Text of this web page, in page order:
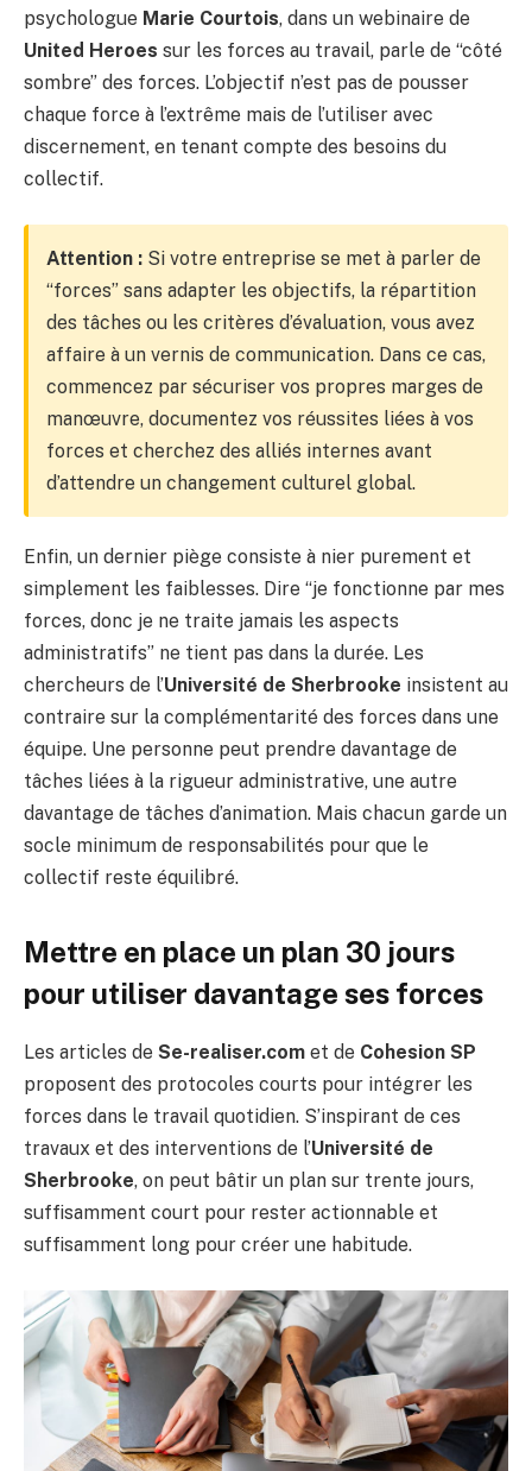
psychologue Marie Courtois, dans un webinaire de
United Heroes sur les forces au travail, parle de “côté
sombre” des forces. L’objectif n’est pas de pousser
chaque force à l’extrême mais de l’utiliser avec
discernement, en tenant compte des besoins du
collectif.
Attention : Si votre entreprise se met à parler de
“forces” sans adapter les objectifs, la répartition
des tâches ou les critères d’évaluation, vous avez
affaire à un vernis de communication. Dans ce cas,
commencez par sécuriser vos propres marges de
manœuvre, documentez vos réussites liées à vos
forces et cherchez des alliés internes avant
d’attendre un changement culturel global.
Enfin, un dernier piège consiste à nier purement et
simplement les faiblesses. Dire “je fonctionne par mes
forces, donc je ne traite jamais les aspects
administratifs” ne tient pas dans la durée. Les
chercheurs de l’Université de Sherbrooke insistent au
contraire sur la complémentarité des forces dans une
équipe. Une personne peut prendre davantage de
tâches liées à la rigueur administrative, une autre
davantage de tâches d’animation. Mais chacun garde un
socle minimum de responsabilités pour que le
collectif reste équilibré.
Mettre en place un plan 30 jours
pour utiliser davantage ses forces
Les articles de Se-realiser.com et de Cohesion SP
proposent des protocoles courts pour intégrer les
forces dans le travail quotidien. S’inspirant de ces
travaux et des interventions de l’Université de
Sherbrooke, on peut bâtir un plan sur trente jours,
suffisamment court pour rester actionnable et
suffisamment long pour créer une habitude.